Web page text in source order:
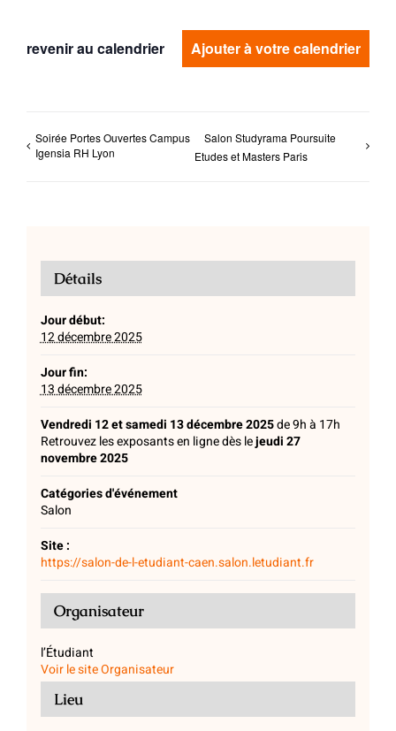
revenir au calendrier Ajouter à votre calendrier
Soirée Portes Ouvertes Campus
Igensia RH Lyon
Salon Studyrama Poursuite
Etudes et Masters Paris
Détails
Jour début:
12 décembre 2025
Jour fin:
13 décembre 2025
Vendredi 12 et samedi 13 décembre 2025de 9h à 17h
Retrouvez les exposants en ligne dès lejeudi 27
novembre 2025
Catégories d'événement
Salon
Site :
https://salon-de-l-etudiant-caen.salon.letudiant.fr
Lieu
Organisateur
l’Étudiant
Voir le site Organisateur